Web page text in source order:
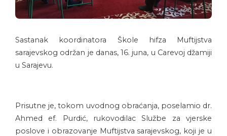
Sastanak koordinatora Škole hifza Muftijstva
sarajevskog održan je danas, 16. juna, u Carevoj džamiji
u Sarajevu.
Prisutne je, tokom uvodnog obraćanja, poselamio dr.
Ahmed ef. Purdić, rukovodilac Službe za vjerske
poslove i obrazovanje Muftijstva sarajevskog, koji je u